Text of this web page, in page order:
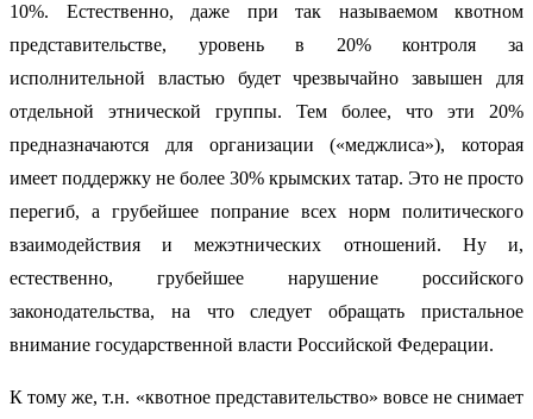
10%. Естественно, даже при так называемом квотном
представительстве, уровень в 20% контроля за
исполнительной властью будет чрезвычайно завышен для
отдельной этнической группы. Тем более, что эти 20%
предназначаются для организации («меджлиса»), которая
имеет поддержку не более 30% крымских татар. Это не просто
перегиб, а грубейшее попрание всех норм политического
взаимодействия и межэтнических отношений. Ну и,
естественно, грубейшее нарушение российского
законодательства, на что следует обращать пристальное
внимание государственной власти Российской Федерации.
К тому же, т.н. «квотное представительство» вовсе не снимает